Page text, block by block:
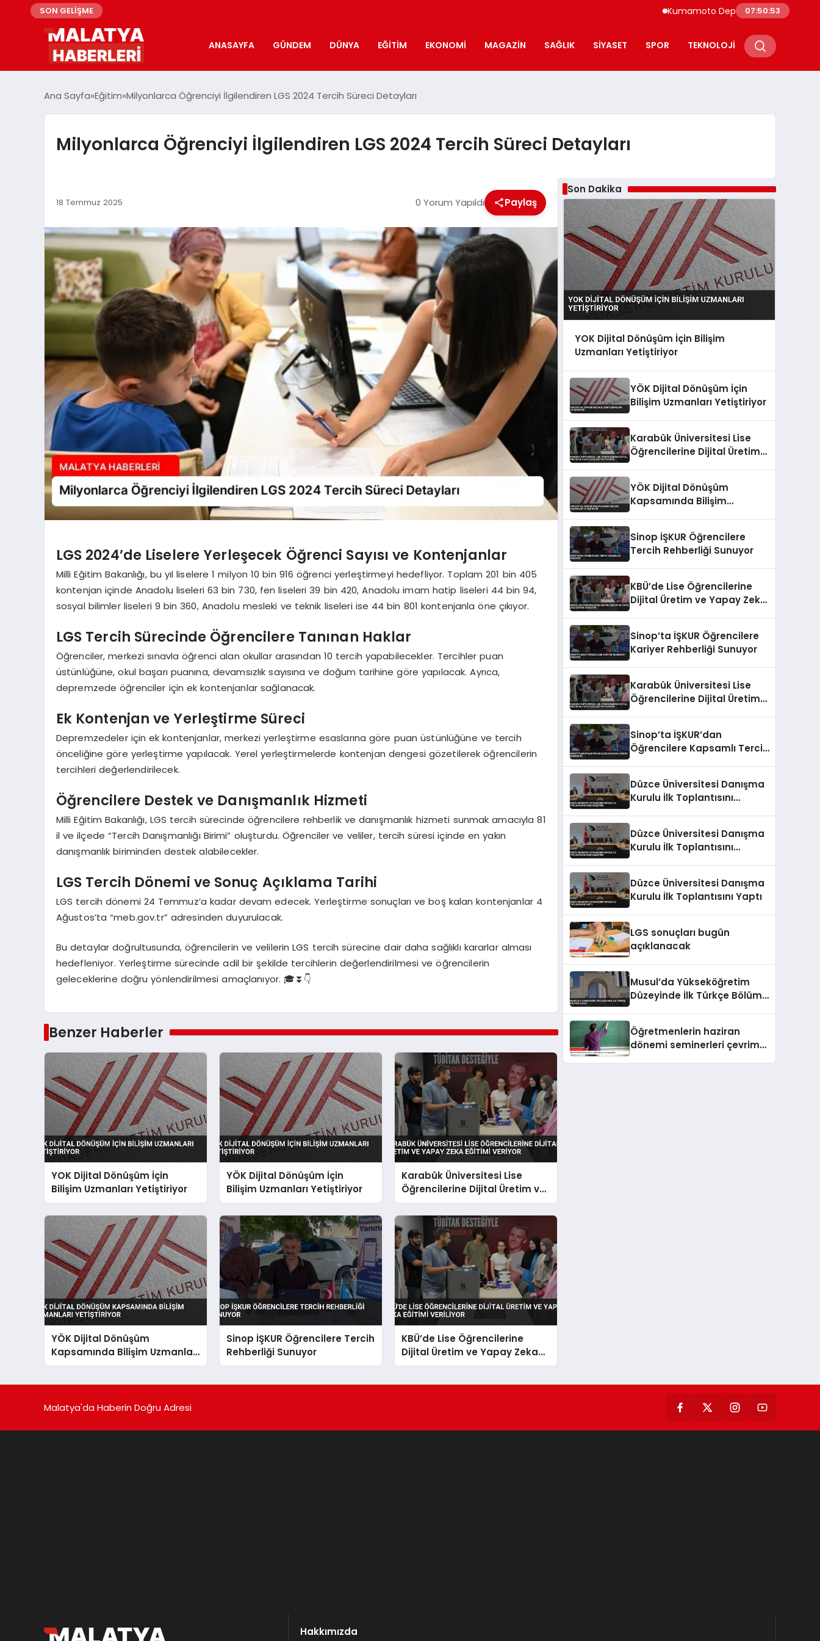
SON GELİŞME Kumamoto Depreminde Sağlık
07:50:54
ANASAYFA GÜNDEM DÜNYA EĞITIM EKONOMI MAGAZIN SAĞLIK SIYASET SPOR TEKNOLOJI
Ana Sayfa Eğitim Milyonlarca Öğrenciyi İlgilendiren LGS 2024 Tercih Süreci Detayları
Milyonlarca Öğrenciyi İlgilendiren LGS 2024 Tercih Süreci Detayları
18 Temmuz 2025 0 Yorum Yapıldı Paylaş
LGS 2024’de Liselere Yerleşecek Öğrenci Sayısı ve Kontenjanlar
Milli Eğitim Bakanlığı, bu yıl liselere 1 milyon 10 bin 916 öğrenci yerleştirmeyi hedefliyor. Toplam 201 bin 405
kontenjan içinde Anadolu liseleri 63 bin 730, fen liseleri 39 bin 420, Anadolu imam hatip liseleri 44 bin 94,
sosyal bilimler liseleri 9 bin 360, Anadolu mesleki ve teknik liseleri ise 44 bin 801 kontenjanla öne çıkıyor.
LGS Tercih Sürecinde Öğrencilere Tanınan Haklar
Öğrenciler, merkezi sınavla öğrenci alan okullar arasından 10 tercih yapabilecekler. Tercihler puan
üstünlüğüne, okul başarı puanına, devamsızlık sayısına ve doğum tarihine göre yapılacak. Ayrıca,
depremzede öğrenciler için ek kontenjanlar sağlanacak.
Ek Kontenjan ve Yerleştirme Süreci
Depremzedeler için ek kontenjanlar, merkezi yerleştirme esaslarına göre puan üstünlüğüne ve tercih
önceliğine göre yerleştirme yapılacak. Yerel yerleştirmelerde kontenjan dengesi gözetilerek öğrencilerin
tercihleri değerlendirilecek.
Öğrencilere Destek ve Danışmanlık Hizmeti
Milli Eğitim Bakanlığı, LGS tercih sürecinde öğrencilere rehberlik ve danışmanlık hizmeti sunmak amacıyla 81
il ve ilçede “Tercih Danışmanlığı Birimi” oluşturdu. Öğrenciler ve veliler, tercih süresi içinde en yakın
danışmanlık biriminden destek alabilecekler.
LGS Tercih Dönemi ve Sonuç Açıklama Tarihi
LGS tercih dönemi 24 Temmuz’a kadar devam edecek. Yerleştirme sonuçları ve boş kalan kontenjanlar 4
Ağustos’ta “meb.gov.tr” adresinden duyurulacak.
Bu detaylar doğrultusunda, öğrencilerin ve velilerin LGS tercih sürecine dair daha sağlıklı kararlar alması
hedefleniyor. Yerleştirme sürecinde adil bir şekilde tercihlerin değerlendirilmesi ve öğrencilerin
geleceklerine doğru yönlendirilmesi amaçlanıyor. 🎓⏬👇
Benzer Haberler
YOK Dijital Dönüşüm İçin
Bilişim Uzmanları Yetiştiriyor
YÖK Dijital Dönüşüm İçin
Bilişim Uzmanları Yetiştiriyor
Karabük Üniversitesi Lise
Öğrencilerine Dijital Üretim ve
Yapay Zeka Eğitimi Veriyor
YÖK Dijital Dönüşüm
Kapsamında Bilişim Uzmanları
Yetiştiriyor
Sinop İŞKUR Öğrencilere Tercih
Rehberliği Sunuyor
KBÜ’de Lise Öğrencilerine
Dijital Üretim ve Yapay Zeka
Eğitimi Veriliyor
Son Dakika
YOK Dijital Dönüşüm İçin Bilişim
Uzmanları Yetiştiriyor
YÖK Dijital Dönüşüm İçin
Bilişim Uzmanları Yetiştiriyor
Karabük Üniversitesi Lise
Öğrencilerine Dijital Üretim
YÖK Dijital Dönüşüm
Kapsamında Bilişim
Sinop İŞKUR Öğrencilere
Tercih Rehberliği Sunuyor
KBÜ’de Lise Öğrencilerine
Dijital Üretim ve Yapay Zeka
Sinop’ta İŞKUR Öğrencilere
Kariyer Rehberliği Sunuyor
Karabük Üniversitesi Lise
Öğrencilerine Dijital Üretim
Sinop’ta İŞKUR’dan
Öğrencilere Kapsamlı Tercih
Düzce Üniversitesi Danışma
Kurulu İlk Toplantısını
Düzce Üniversitesi Danışma
Kurulu İlk Toplantısını
Düzce Üniversitesi Danışma
Kurulu İlk Toplantısını Yaptı
LGS sonuçları bugün
açıklanacak
Musul’da Yükseköğretim
Düzeyinde İlk Türkçe Bölümü
Öğretmenlerin haziran
dönemi seminerleri çevrim
Malatya'da Haberin Doğru Adresi
Hakkımızda